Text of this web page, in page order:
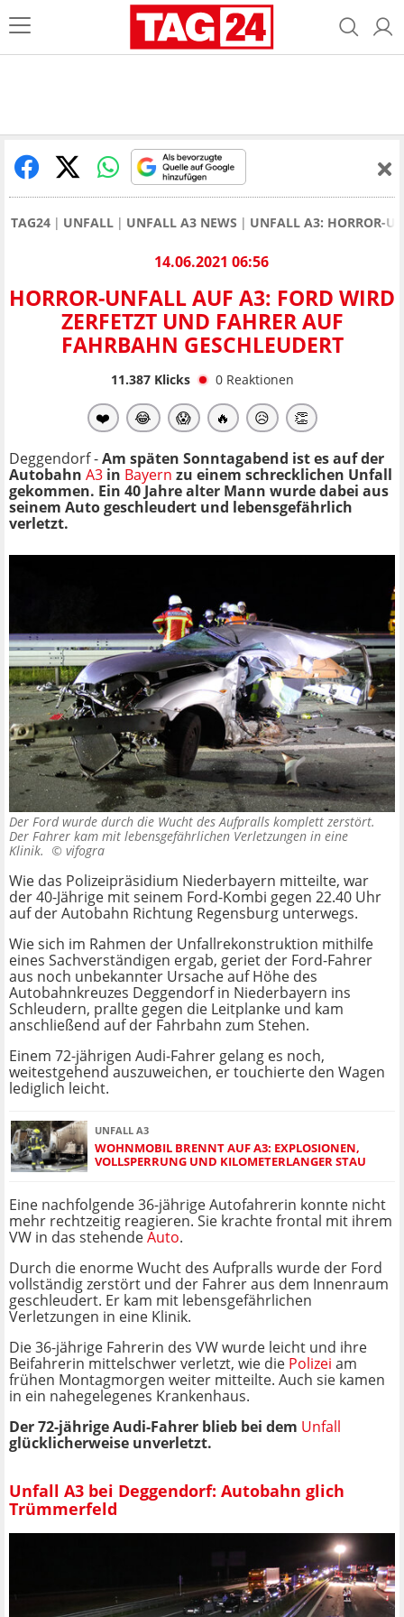
TAG24 UNFALL UNFALL A3 NEWS UNFALL A3: HORROR-
14.06.2021 06:56
HORROR-UNFALL AUF A3: FORD WIRD
ZERFETZT UND FAHRER AUF
FAHRBAHN GESCHLEUDERT
11.387Klicks 0 Reaktionen
❤️ 😂 😱 🔥 😥 👏
Deggendorf -Am späten Sonntagabend ist es auf der
Autobahn A3 in Bayern zu einem schrecklichen Unfall
gekommen. Ein 40 Jahre alter Mann wurde dabei aus
seinem Auto geschleudert und lebensgefährlich
verletzt.
Der Ford wurde durch die Wucht des Aufpralls komplett zerstört.
Der Fahrer kam mit lebensgefährlichen Verletzungen in eine
Klinik. © vifogra
Wie das Polizeipräsidium Niederbayern mitteilte, war
der 40-Jährige mit seinem Ford-Kombi gegen 22.40 Uhr
auf der Autobahn Richtung Regensburg unterwegs.
Wie sich im Rahmen der Unfallrekonstruktion mithilfe
eines Sachverständigen ergab, geriet der Ford-Fahrer
aus noch unbekannter Ursache auf Höhe des
Autobahnkreuzes Deggendorf in Niederbayern ins
Schleudern, prallte gegen die Leitplanke und kam
anschließend auf der Fahrbahn zum Stehen.
Einem 72-jährigen Audi-Fahrer gelang es noch,
weitestgehend auszuweichen, er touchierte den Wagen
lediglich leicht.
UNFALL A3
WOHNMOBIL BRENNT AUF A3: EXPLOSIONEN,
VOLLSPERRUNG UND KILOMETERLANGER STAU
Eine nachfolgende 36-jährige Autofahrerin konnte nicht
mehr rechtzeitig reagieren. Sie krachte frontal mit ihrem
VW in das stehendeAuto.
Durch die enorme Wucht des Aufpralls wurde der Ford
vollständig zerstört und der Fahrer aus dem Innenraum
geschleudert. Er kam mit lebensgefährlichen
Verletzungen in eine Klinik.
Die 36-jährige Fahrerin des VW wurde leicht und ihre
Beifahrerin mittelschwer verletzt, wie die Polizei am
frühen Montagmorgen weiter mitteilte. Auch sie kamen
in ein nahegelegenes Krankenhaus.
Der 72-jährige Audi-Fahrer blieb bei dem Unfall
glücklicherweise unverletzt.
Unfall A3 bei Deggendorf: Autobahn glich
Trümmerfeld